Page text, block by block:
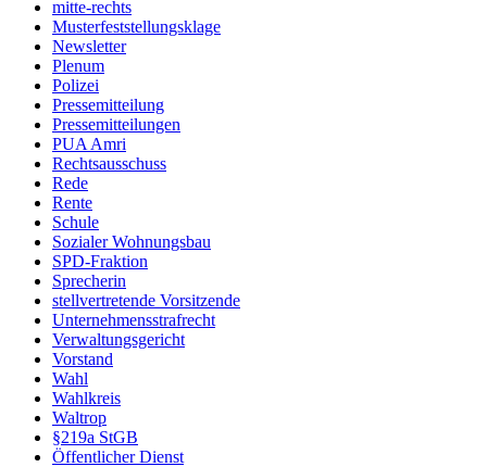
mitte-rechts
Musterfeststellungsklage
Newsletter
Plenum
Polizei
Pressemitteilung
Pressemitteilungen
PUA Amri
Rechtsausschuss
Rede
Rente
Schule
Sozialer Wohnungsbau
SPD-Fraktion
Sprecherin
stellvertretende Vorsitzende
Unternehmensstrafrecht
Verwaltungsgericht
Vorstand
Wahl
Wahlkreis
Waltrop
§219a StGB
Öffentlicher Dienst